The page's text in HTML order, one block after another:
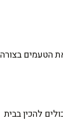
הטעמים בצורה
להכין בבית